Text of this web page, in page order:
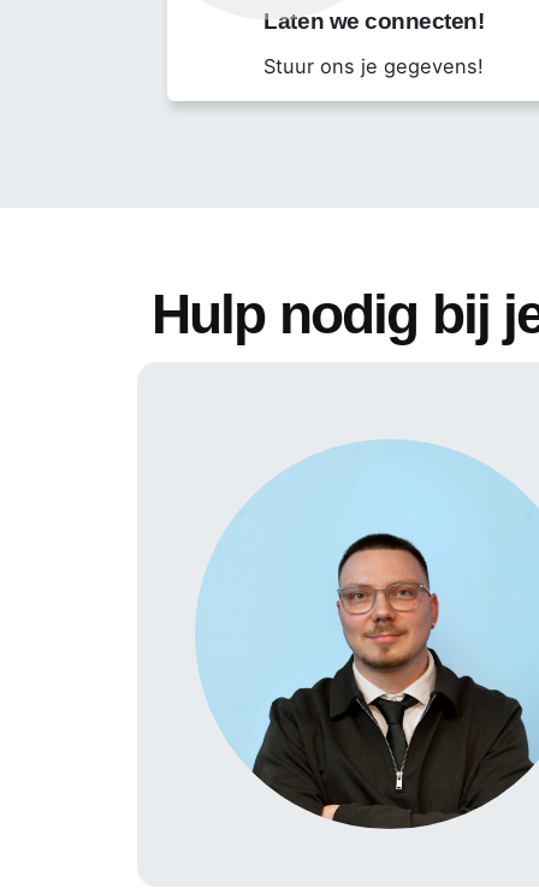
Contract voor +/- 6 maanden
Laten we connecten!
Stuur ons je gegevens!
Hulp nodig bij